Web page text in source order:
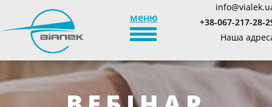
меню
TOGGLE_NAVIGATION
+38-067-217-28-
Наша